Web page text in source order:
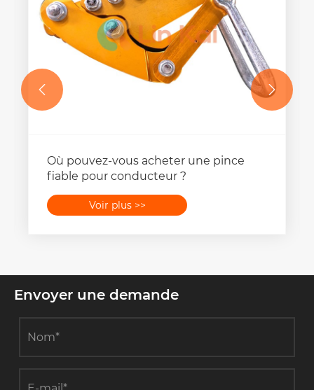
Où pouvez-vous acheter une pince
fiable pour conducteur ?
Voir plus >>
 
Envoyer une demande